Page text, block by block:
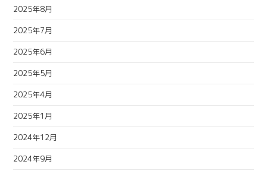
2025年8月
2025年7月
2025年6月
2025年5月
2025年4月
2025年1月
2024年12月
2024年9月